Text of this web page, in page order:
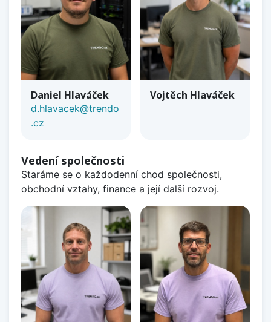
Daniel Hlaváček
d.hlavacek@trendo
.cz
Vojtěch Hlaváček
Vedení společnosti
Staráme se o každodenní chod společnosti,
obchodní vztahy, finance a její další rozvoj.